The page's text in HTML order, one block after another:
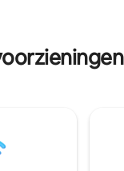
kinderstoel,
en bestek